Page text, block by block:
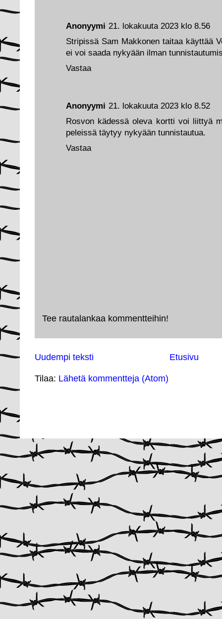
Anonyymi 21. lokakuuta 2023 klo 8.52
Rosvon kädessä oleva kortti voi liittyä
peleissä täytyy nykyään tunnistautua.
Vastaa
Anonyymi 21. lokakuuta 2023 klo 8.56
Stripissä Sam Makkonen taitaa käyttää
ei voi saada nykyään ilman
Vastaa
Tee rautalankaa kommentteihin!
Uudempi teksti Etusivu
Tilaa: Lähetä kommentteja (Atom)